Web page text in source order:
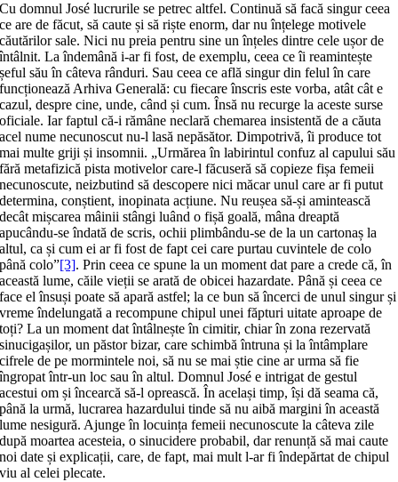
Cu domnul José lucrurile se petrec altfel. Continuă să facă singur ceea
ce are de făcut, să caute și să riște enorm, dar nu înțelege motivele
căutărilor sale. Nici nu preia pentru sine un înțeles dintre cele ușor de
întâlnit. La îndemână i-ar fi fost, de exemplu, ceea ce îi reamintește
șeful său în câteva rânduri. Sau ceea ce află singur din felul în care
funcționează Arhiva Generală: cu fiecare înscris este vorba, atât cât e
cazul, despre cine, unde, când și cum. Însă nu recurge la aceste surse
oficiale. Iar faptul că-i rămâne neclară chemarea insistentă de a căuta
acel nume necunoscut nu-l lasă nepăsător. Dimpotrivă, îi produce tot
mai multe griji și insomnii. „Urmărea în labirintul confuz al capului său
fără metafizică pista motivelor care-l făcuseră să copieze fișa femeii
necunoscute, neizbutind să descopere nici măcar unul care ar fi putut
determina, conștient, inopinata acțiune. Nu reușea să-și amintească
decât mișcarea mâinii stângi luând o fișă goală, mâna dreaptă
apucându-se îndată de scris, ochii plimbându-se de la un cartonaș la
altul, ca și cum ei ar fi fost de fapt cei care purtau cuvintele de colo
până colo”[3]. Prin ceea ce spune la un moment dat pare a crede că, în
această lume, căile vieții se arată de obicei hazardate. Până și ceea ce
face el însuși poate să apară astfel; la ce bun să încerci de unul singur și
vreme îndelungată a recompune chipul unei făpturi uitate aproape de
toți? La un moment dat întâlnește în cimitir, chiar în zona rezervată
sinucigașilor, un păstor bizar, care schimbă întruna și la întâmplare
cifrele de pe mormintele noi, să nu se mai știe cine ar urma să fie
îngropat într-un loc sau în altul. Domnul José e intrigat de gestul
acestui om și încearcă să-l oprească. În același timp, își dă seama că,
până la urmă, lucrarea hazardului tinde să nu aibă margini în această
lume nesigură. Ajunge în locuința femeii necunoscute la câteva zile
după moartea acesteia, o sinucidere probabil, dar renunță să mai caute
noi date și explicații, care, de fapt, mai mult l-ar fi îndepărtat de chipul
viu al celei plecate.